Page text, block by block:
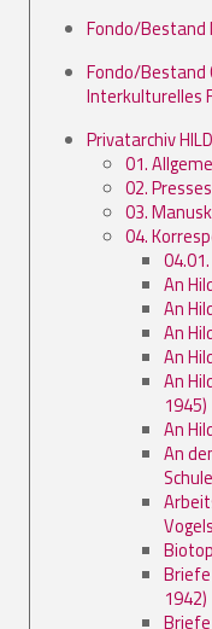
Fondo/Bestand
Fondo/Bestand
Interkulturelles
Privatarchiv
01.
02.
03.
04.
An
An
An
An
An
1945)
An
An
1942)
Briefe